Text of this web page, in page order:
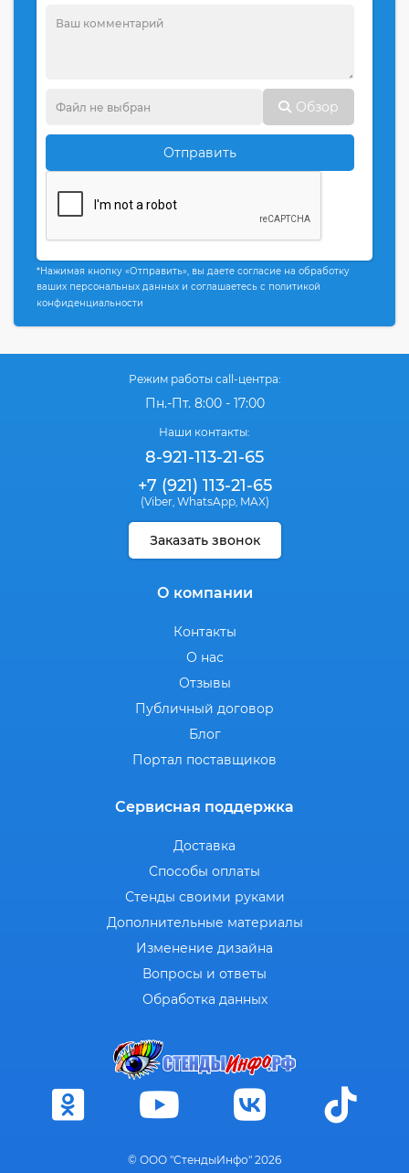
Обзор
Отправить
*Нажимая кнопку «Отправить», вы даете согласие на обработку
ваших персональных данных и соглашаетесь с политикой
конфиденциальности
Режим работы call-центра:
Пн.-Пт. 8:00 - 17:00
Наши контакты:
8-921-113-21-65
+7 (921) 113-21-65
(Viber, WhatsApp, MAX)
Заказать звонок
О компании
Контакты
О нас
Отзывы
Публичный договор
Блог
Портал поставщиков
Сервисная поддержка
Доставка
Способы оплаты
Стенды своими руками
Дополнительные материалы
Изменение дизайна
Вопросы и ответы
Обработка данных
© ООО "СтендыИнфо" 2026